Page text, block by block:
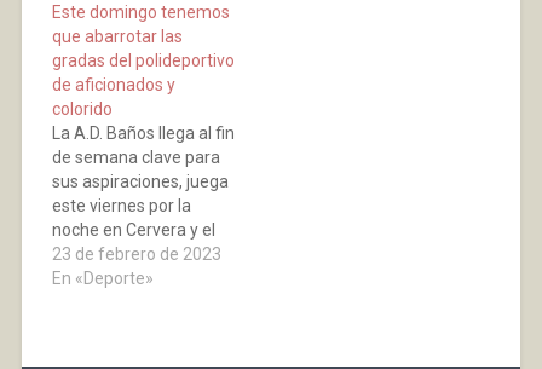
Polideportivo Municipal
para subir el primer
peldaño de los dos que
necesitamos para
ascender.…
Este domingo tenemos
que abarrotar las
gradas del polideportivo
de aficionados y
colorido
La A.D. Baños llega al fin
de semana clave para
sus aspiraciones, juega
este viernes por la
noche en Cervera y el
domingo en el
Polideportivo de Baños
23 de febrero de 2023
En «Deporte»